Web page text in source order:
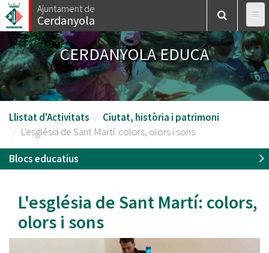
Vés
al
contingut
Ajuntament de
Cerdanyola
CERDANYOLA EDUCA
Llistat d'Activitats
Ciutat, història i patrimoni
L'església de Sant Martí: colors, olors i sons
Blocs educatius
L'església de Sant Martí: colors,
olors i sons